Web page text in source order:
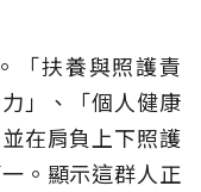
「扶養與照護責
」、「個人健康
在肩負上下照護
。顯示這群人正